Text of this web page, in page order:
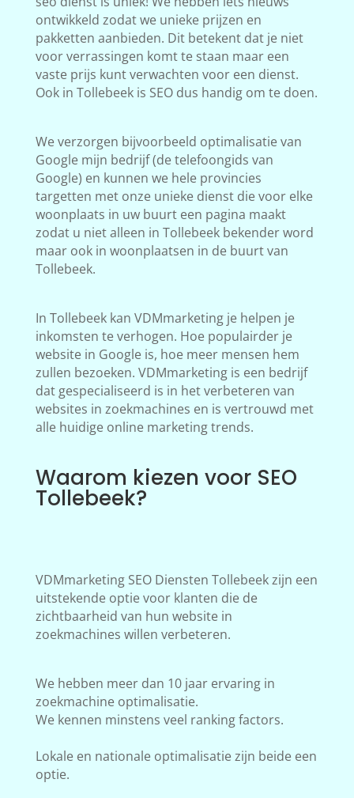
ontwikkeld zodat we unieke prijzen en
pakketten aanbieden. Dit betekent dat je niet
voor verrassingen komt te staan maar een
vaste prijs kunt verwachten voor een dienst.
Ook in Tollebeek is SEO dus handig om te doen.
We verzorgen bijvoorbeeld optimalisatie van
Google mijn bedrijf (de telefoongids van
Google) en kunnen we hele provincies
targetten met onze unieke dienst die voor elke
woonplaats in uw buurt een pagina maakt
zodat u niet alleen in Tollebeek bekender word
maar ook in woonplaatsen in de buurt van
Tollebeek.
In Tollebeek kan VDMmarketing je helpen je
inkomsten te verhogen. Hoe populairder je
website in Google is, hoe meer mensen hem
zullen bezoeken. VDMmarketing is een bedrijf
dat gespecialiseerd is in het verbeteren van
websites in zoekmachines en is vertrouwd met
alle huidige online marketing trends.
Waarom kiezen voor SEO
Tollebeek?
VDMmarketing SEO Diensten Tollebeek zijn een
uitstekende optie voor klanten die de
zichtbaarheid van hun website in
zoekmachines willen verbeteren.
We hebben meer dan 10 jaar ervaring in
zoekmachine optimalisatie.
We kennen minstens veel ranking factors.
Lokale en nationale optimalisatie zijn beide een
optie.